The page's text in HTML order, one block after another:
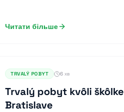
Читати більше
TRVALÝ POBYT 6 хв
Trvalý pobyt kvôli
Bratislave